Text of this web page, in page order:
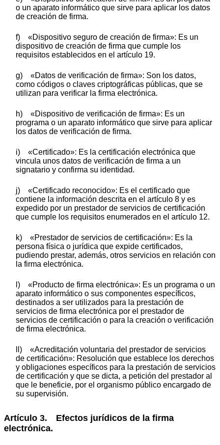
o un aparato informático que sirve para aplicar los datos
de creación de firma.
f) «Dispositivo seguro de creación de firma»: Es un
dispositivo de creación de firma que cumple los
requisitos establecidos en el artículo 19.
g) «Datos de verificación de firma»: Son los datos,
como códigos o claves criptográficas públicas, que se
utilizan para verificar la firma electrónica.
h) «Dispositivo de verificación de firma»: Es un
programa o un aparato informático que sirve para aplicar
los datos de verificación de firma.
i) «Certificado»: Es la certificación electrónica que
vincula unos datos de verificación de firma a un
signatario y confirma su identidad.
j) «Certificado reconocido»: Es el certificado que
contiene la información descrita en el artículo 8 y es
expedido por un prestador de servicios de certificación
que cumple los requisitos enumerados en el artículo 12.
k) «Prestador de servicios de certificación»: Es la
persona física o jurídica que expide certificados,
pudiendo prestar, además, otros servicios en relación con
la firma electrónica.
l) «Producto de firma electrónica»: Es un programa o un
aparato informático o sus componentes específicos,
destinados a ser utilizados para la prestación de
servicios de firma electrónica por el prestador de
servicios de certificación o para la creación o verificación
de firma electrónica.
ll) «Acreditación voluntaria del prestador de servicios
de certificación»: Resolución que establece los derechos
y obligaciones específicos para la prestación de servicios
de certificación y que se dicta, a petición del prestador al
que le beneficie, por el organismo público encargado de
su supervisión.
Artículo 3. Efectos jurídicos de la firma
electrónica.